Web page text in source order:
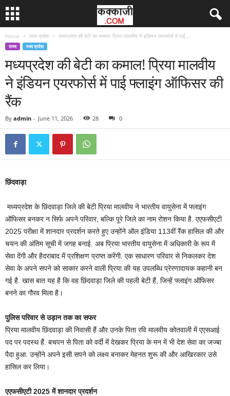
Home मध्य प्रदेश मध्यप्रदेश की बेटी का कमाल! प्रिया मालवीय ने इंडियन एयरफोर्स में पाई...
राज्य मध्य प्रदेश
मध्यप्रदेश की बेटी का कमाल! प्रिया मालवीय
ने इंडियन एयरफोर्स में पाई फ्लाइंग ऑफिसर की
रैंक
By admin - June 11, 2026 28 0
छिंदवाड़ा
मध्यप्रदेश के छिंदवाड़ा जिले की बेटी प्रिया मालवीय ने भारतीय वायुसेना में फ्लाइंग
ऑफिसर बनकर न सिर्फ अपने परिवार, बल्कि पूरे जिले का नाम रोशन किया है. एएफसीएटी
2025 परीक्षा में शानदार प्रदर्शन करते हुए उन्होंने ऑल इंडिया 113वीं रैंक हासिल की और
चयन की अंतिम सूची में जगह बनाई. अब प्रिया भारतीय वायुसेना में अधिकारी के रूप में
सेवा देंगी और हैदराबाद में प्रशिक्षण प्राप्त करेंगी. एक साधारण परिवार से निकलकर देश
सेवा के अपने सपने को साकार करने वाली प्रिया की यह उपलब्धि प्रेरणादायक कहानी बन
गई है. खास बात यह है कि वह छिंदवाड़ा जिले की पहली बेटी हैं, जिन्हें फ्लाइंग ऑफिसर
बनने का गौरव मिला है।
पुलिस परिवार से उड़ान तक का सफर
प्रिया मालवीय छिंदवाड़ा की निवासी हैं और उनके पिता रवि मालवीय कोतवाली में एएसआई
पद पर पदस्थ हैं. बचपन से पिता को वर्दी में देखकर प्रिया के मन में भी देश सेवा का जज्बा
पैदा हुआ. उन्होंने अपने इसी सपने को लक्ष्य बनाकर मेहनत शुरू की और आखिरकार उसे
हासिल कर लिया।
एएफसीएटी 2025 में शानदार प्रदर्शन